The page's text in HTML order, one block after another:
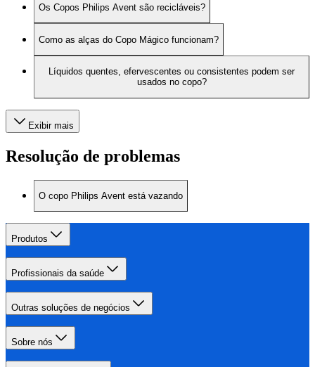
Os Copos Philips Avent são recicláveis?
Como as alças do Copo Mágico funcionam?
Líquidos quentes, efervescentes ou consistentes podem ser
usados no copo?
Exibir mais
Resolução de problemas
O copo Philips Avent está vazando
Produtos
Profissionais da saúde
Outras soluções de negócios
Sobre nós